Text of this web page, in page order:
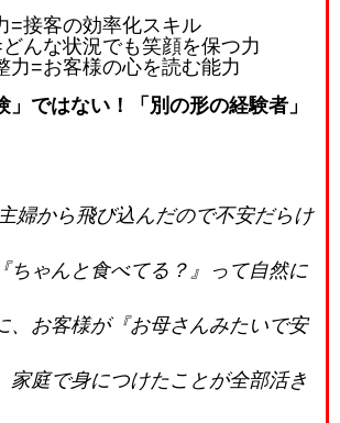
=接客の効率化スキル
どんな状況でも笑顔を保つ力
力=お客様の心を読む能力
」ではない！「別の形の経験者」
主婦から飛び込んだので不安だらけ
ちゃんと食べてる？』って自然に
、お客様が『お母さんみたいで安
家庭で身につけたことが全部活き